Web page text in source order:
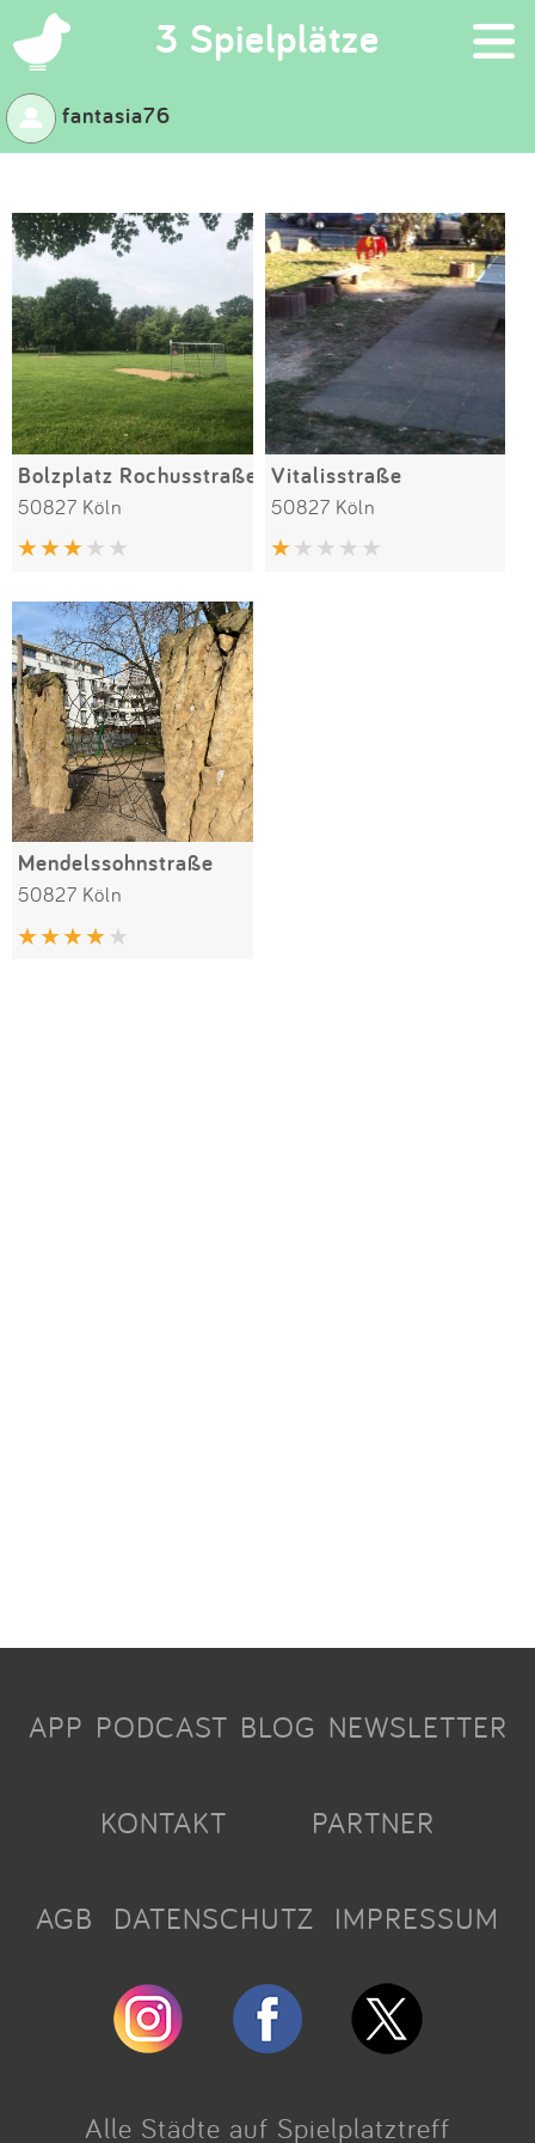
3 Spielplätze ×
Suchen
Eintragen
App
Blog
Partner
Kontakt
Impressum
Anmelden
fantasia76
Bolzplatz Rochusstraße
50827 Köln
Vitalisstraße
50827 Köln
Mendelssohnstraße
50827 Köln
APP PODCAST BLOG NEWSLETTER
KONTAKT PARTNER
AGB DATENSCHUTZ IMPRESSUM
Alle Städte auf Spielplatztreff